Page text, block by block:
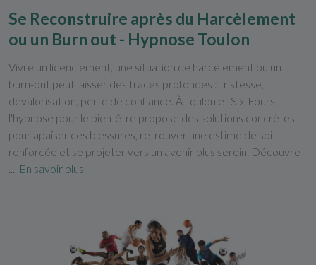
Se Reconstruire après du Harcèlement
ou un Burn out - Hypnose Toulon
Vivre un licenciement, une situation de harcèlement ou un
burn-out peut laisser des traces profondes : tristesse,
dévalorisation, perte de confiance. À Toulon et Six-Fours,
l'hypnose pour le bien-être propose des solutions concrètes
pour apaiser ces blessures, retrouver une estime de soi
renforcée et se projeter vers un avenir plus serein. Découvre
En savoir plus